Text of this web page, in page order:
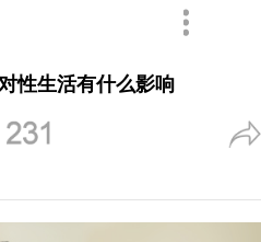
性生活有什么影响